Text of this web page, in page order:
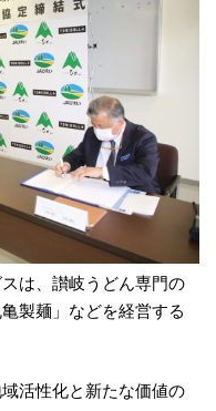
は、讃岐うどん専門の
製麺」などを経営する
活性化と新たな価値の